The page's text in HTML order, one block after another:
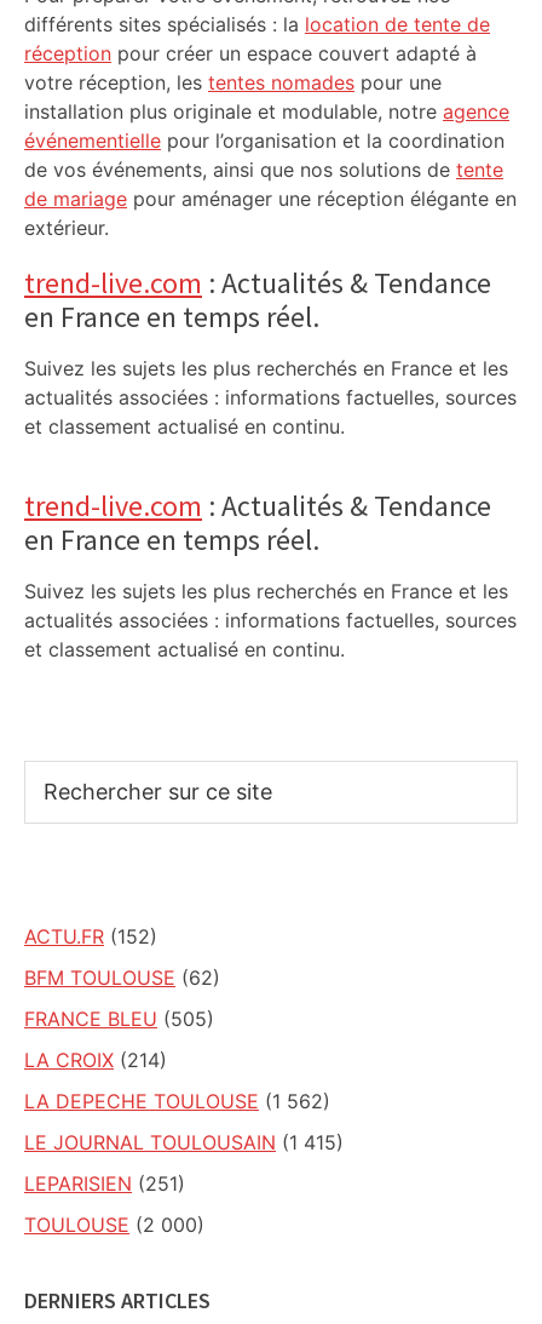
différents sites spécialisés : la location de tente de
réception pour créer un espace couvert adapté à
votre réception, les tentes nomades pour une
installation plus originale et modulable, notre agence
événementielle pour l’organisation et la coordination
de vos événements, ainsi que nos solutions de tente
de mariage pour aménager une réception élégante en
extérieur.
trend-live.com : Actualités & Tendance
en France en temps réel.
Suivez les sujets les plus recherchés en France et les
actualités associées : informations factuelles, sources
et classement actualisé en continu.
trend-live.com : Actualités & Tendance
en France en temps réel.
Suivez les sujets les plus recherchés en France et les
actualités associées : informations factuelles, sources
et classement actualisé en continu.
sur
ACTU.FR (152)
BFM TOULOUSE (62)
FRANCE BLEU (505)
LA CROIX (214)
LA DEPECHE TOULOUSE (1 562)
LE JOURNAL TOULOUSAIN (1 415)
LEPARISIEN (251)
TOULOUSE (2 000)
DERNIERS ARTICLES